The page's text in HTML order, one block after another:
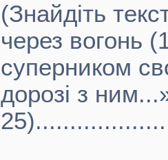
(Знайдіть
через вогонь
суперником
дорозі з